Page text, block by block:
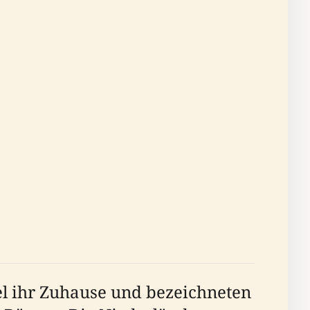
ihr Zuhause und bezeichneten